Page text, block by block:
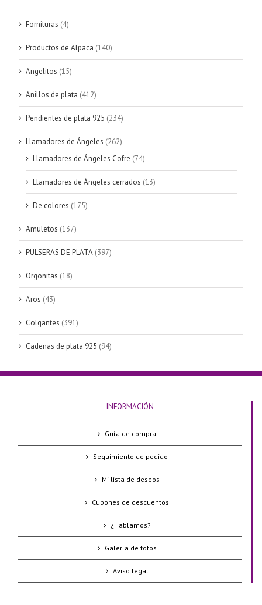
Fornituras (4)
Productos de Alpaca (140)
Angelitos (15)
Anillos de plata (412)
Pendientes de plata 925 (234)
Llamadores de Ángeles (262)
Llamadores de Ángeles Cofre (74)
Llamadores de Ángeles cerrados (13)
De colores (175)
Amuletos (137)
PULSERAS DE PLATA (397)
Orgonitas (18)
Aros (43)
Colgantes (391)
Cadenas de plata 925 (94)
INFORMACIÓN
Guía de compra
Seguimiento de pedido
Mi lista de deseos
Cupones de descuentos
¿Hablamos?
Galería de fotos
Aviso legal